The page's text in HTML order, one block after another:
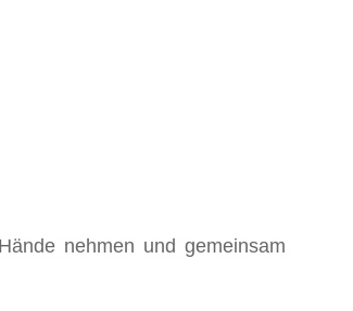
nehmen und gemeinsam